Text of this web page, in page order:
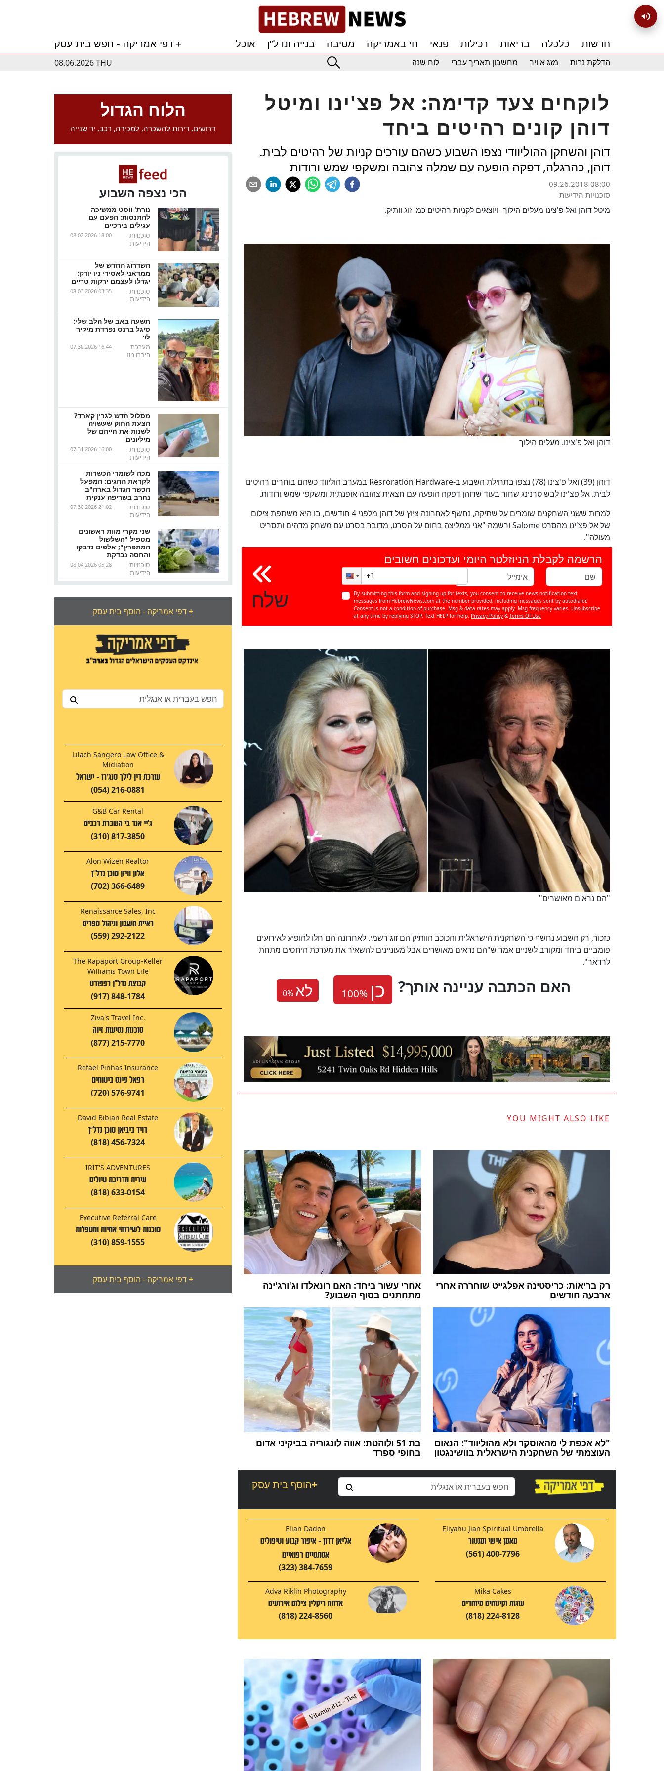
דפי אמריקה - חפש בית עסק + חדשות כלכלה בריאות רכילות פנאי חי באמריקה מסיבה בנייה ונדל”ן
אוכל
08.06.2026 THU
הדלקת נרות מזג אוויר מחשבון תאריך עברי לוח שנה
הלוח הגדול
דרושים, דירות להשכרה, למכירה, רכב, יד שנייה
הכי נצפה השבוע
נורת' ווסט ממשיכה
להתנסות: הפעם עם
עגילים בירכיים
08.02.2026 18:00
סוכנויות
הידיעות
השדרוג החדש של
ממדאני לאסירי ניו יורק:
יגדלו לעצמם ירקות טריים
08.03.2026 03:35
סוכנויות
הידיעות
תשעה באב של הלב שלי:
סיגל ברנס נפרדת מיקיר
לוי
07.30.2026 16:44
מערכת
היברו ניוז
מסלול חדש לגרין קארד?
הצעת החוק שעשויה
לשנות את חייהם של
מיליונים
07.31.2026 16:00
סוכנויות
הידיעות
מכה לשומרי הכשרות
לקראת החגים: המפעל
הכשר הגדול בארה"ב
נחרב בשריפה ענקית
07.30.2026 21:02
סוכנויות
הידיעות
שני מקרי מוות ראשונים
מטפיל "השלשול
המתפרץ"; אלפים נדבקו
והחסה נבדקת
08.04.2026 05:28
סוכנויות
הידיעות
דפי אמריקה - הוסף בית עסק+
Lilach Sangero Law Office &
Midiation
עורכת דין לילך סנג'רו - ישראל
(054) 216-0881
G&B Car Rental
ג'יי אנד בי השכרת רכבים
(310) 817-3850
Alon Wizen Realtor
אלון וויזן סוכן נדל"ן
(702) 366-6489
Renaissance Sales, Inc
ראיית חשבון וניהול ספרים
(559) 292-2122
The Rapaport Group-Keller
Williams Town Life
קבוצת נדל"ן רפפורט
(917) 848-1784
Ziva's Travel Inc.
סוכנות נסיעות זיוה
(877) 215-7770
Refael Pinhas Insurance
רפאל פינס ביטוחים
(720) 576-9741
David Bibian Real Estate
דויד ביביאן סוכן נדל"ן
(818) 456-7324
IRIT'S ADVENTURES
עירית מדריכת טיולים
(818) 633-0154
Executive Referral Care
סוכנות לשירותי אחיות ומטפלות
(310) 859-1555
דפי אמריקה - הוסף בית עסק+
לוקחים צעד קדימה: אל פצ'ינו ומיטל
דוהן קונים רהיטים ביחד
דוהן והשחקן ההוליוודי נצפו השבוע כשהם עורכים קניות של רהיטים לבית.
דוהן, כהרגלה, דפקה הופעה עם שמלה צהובה ומשקפי שמש ורודות
09.26.2018 08:00
סוכנויות הידיעות
מיטל דוהן ואל פ'צינו מעלים הילוך- ויוצאים לקניות רהיטים כמו זוג וותיק.
דוהן ואל פ'צינו. מעלים הילוך
דוהן (39) ואל פ'צינו (78) נצפו בתחילת השבוע ב-Resroration Hardware במערב הוליווד כשהם בוחרים רהיטים
לבית. אל פצ'ינו לבש טרנינג שחור בעוד שדוהן דפקה הופעה עם חצאית צהובה אופנתית ומשקפי שמש ורודות.
למרות ששני השחקנים שומרים על שתיקה, נחשף לאחרונה ציוץ של דוהן מלפני 4 חודשים, בו היא משתפת צילום
של אל פצ'ינו מהסרט Salome ורשמה "אני ממליצה בחום על הסרט, מדובר בסרט עם משחק מדהים ותסריט
מעולה".
שלח
הרשמה לקבלת הניוזלטר היומי ועדכונים חשובים
By submitting this form and signing up for texts, you consent to receive news notification text
messages from HebrewNews.com at the number provided, including messages sent by autodialer.
Consent is not a condition of purchase. Msg & data rates may apply. Msg frequency varies. Unsubscribe
at any time by replying STOP. Text HELP for help. Privacy Policy & Terms Of Use
"הם נראים מאושרים"
כזכור, רק השבוע נחשף כי השחקנית הישראלית והכוכב הוותיק הם זוג רשמי. לאחרונה הם חלו להופיע לאירועים
פומביים ביחד ומקורב לשניים אמר ש"הם נראים מאושרים אבל מעוניינים להשאיר את מערכת היחסים מתחת
לרדאר".
0% לא
100%כן
?האם הכתבה עניינה אותך
YOU MIGHT ALSO LIKE
אחרי עשור ביחד: האם רונאלדו וג'ורג'ינה
מתחתנים בסוף השבוע?
רק בריאות: כריסטינה אפלגייט שוחררה אחרי
ארבעה חודשים
בת 51 ולוהטת: אווה לונגוריה בביקיני אדום
בחופי ספרד
"לא אכפת לי מהאוסקר ולא מהוליווד": הנאום
העוצמתי של השחקנית הישראלית בוושינגטון
הוסף בית עסק+
Elian Dadon
אליאן דדון - איפור קבוע וטיפולים
אסתטיים רפואיים
(323) 384-7659
Eliyahu Jian Spiritual Umbrella
מאמן אישי ומנטור
(561) 400-7796
Adva Riklin Photography
אדווה ריקלין צילום אירועים
(818) 224-8560
Mika Cakes
עוגות וקינוחים מיוחדים
(818) 224-8128